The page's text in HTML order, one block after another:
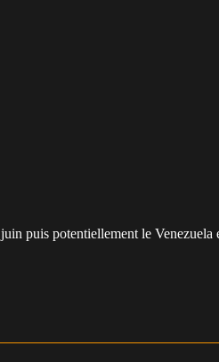
puis potentiellement le Venezuela